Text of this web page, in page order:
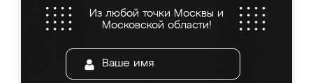
Из любой точки Москвы и
Московской области!